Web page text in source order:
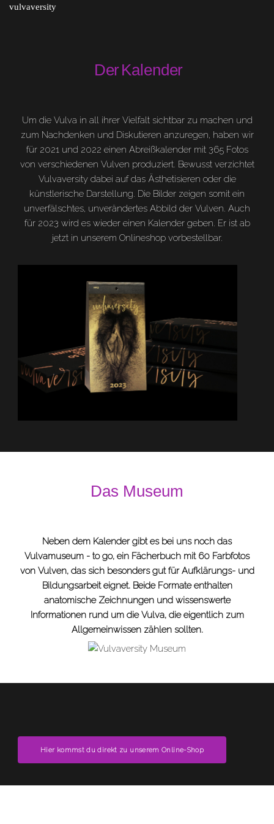
vulvaversity
De rKalende r
Um die Vulva in all ihrer Vielfalt sichtbar zu machen und
zum Nachdenken und Diskutieren anzuregen, haben wir
für 2021 und 2022 einen Abreißkalender mit 365 Fotos
von verschiedenen Vulven produziert. Bewusst verzichtet
Vulvaversity dabei auf das Ästhetisieren oder die
künstlerische Darstellung. Die Bilder zeigen somit ein
unverfälschtes, unverändertes Abbild der Vulven. Auch
für 2023 wird es wieder einen Kalender geben. Er ist ab
jetzt in unserem Onlineshop vorbestellbar.
Das Museum
Neben dem Kalender gibt es bei uns noch das
Vulvamuseum - to go, ein Fächerbuch mit 60 Farbfotos
von Vulven, das sich besonders gut für Aufklärungs- und
Bildungsarbeit eignet. Beide Formate enthalten
anatomische Zeichnungen und wissenswerte
Informationen rund um die Vulva, die eigentlich zum
Allgemeinwissen zählen sollten.
Hier kommst du direkt zu unserem Online-Shop